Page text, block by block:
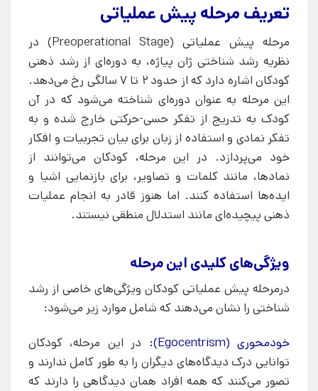
تعریف مرحله پیش عملیاتی
مرحله پیش عملیاتی (Preoperational Stage) در
نظریه رشد شناختی ژان پیاژه، به دوره‌ای از رشد ذهنی
کودکان اشاره دارد که از حدود ۲ تا ۷ سالگی رخ می‌دهد.
این مرحله به عنوان دوره‌ای شناخته می‌شود که در آن
کودک به تدریج از تفکر حسی-حرکتی خارج شده و به
تفکر نمادی و استفاده از زبان برای بیان تجربیات و افکار
خود می‌پردازد. در این مرحله، کودکان می‌توانند از
نمادها، مانند کلمات و تصاویر، برای بازنمایی اشیا و
ایده‌ها استفاده کنند. اما هنوز قادر به انجام عملیات
ذهنی پیچیده‌ای مانند استدلال منطقی نیستند.
ویژگی‌های کلیدی این مرحله
درمرحله پیش عملیاتی کودکان ویژگی‌های خاصی از رشد
شناختی را نشان می‌دهند که شامل موارد زیر می‌شود:
خودمحوری (Egocentrism):
در این مرحله، کودکان
توانایی درک دیدگاه‌های دیگران را به طور کامل ندارند و
تصور می‌کنند که همه افراد همان دیدگاهی را دارند که